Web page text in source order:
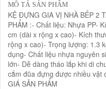
MÔ TẢ SẢN PHẨM
KỆ ĐỰNG GIA VỊ NHÀ BẾP 2
PHẨM :- Chất liệu: Nhựa PP-
cm (dài x rộng x cao)- Kích
rộng x cao)- Trọng lượng: 1.3
dụng- Chất liệu nhựa nguyên
lớn- Dễ dàng tháo lắp khi di
cắm đũa đựng được nhiều vật
GIÁ SẢN PHẨM